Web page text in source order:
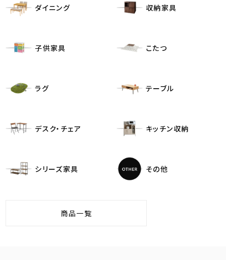
ダイニング 収納家具
子供家具 こたつ
ラグ テーブル
デスク・チェア キッチン収納
シリーズ家具 その他
商品一覧